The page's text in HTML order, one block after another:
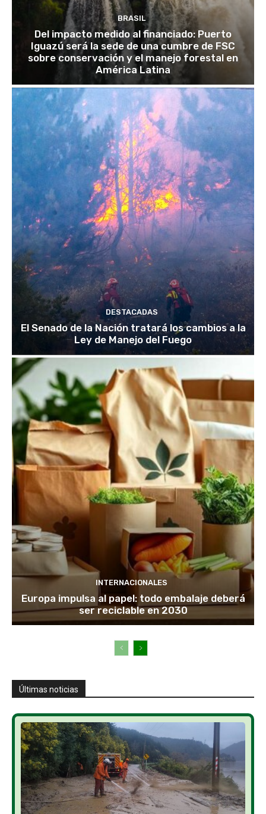
BRASIL
Del impacto medido al financiado: Puerto
Iguazú será la sede de una cumbre de FSC
sobre conservación y el manejo forestal en
América Latina
DESTACADAS
El Senado de la Nación tratará los cambios a la
Ley de Manejo del Fuego
INTERNACIONALES
Europa impulsa al papel: todo embalaje deberá
ser reciclable en 2030
Últimas noticias